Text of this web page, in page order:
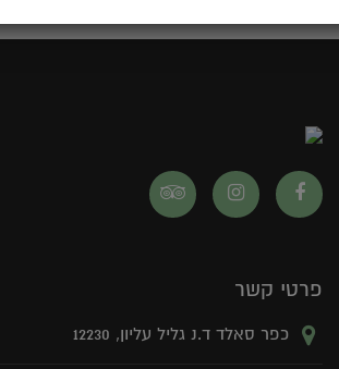
פרטי קשר
כפר סאלד ד.נ גליל עליון, 12230